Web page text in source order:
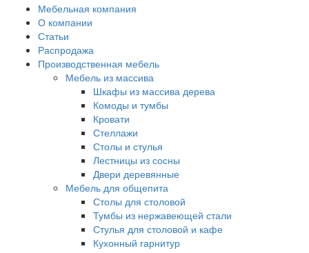
Мебельная компания
О компании
Статьи
Распродажа
Производственная мебель
Мебель из массива
Шкафы из массива дерева
Комоды и тумбы
Кровати
Стеллажи
Столы и стулья
Лестницы из сосны
Двери деревянные
Мебель для общепита
Столы для столовой
Тумбы из нержавеющей стали
Стулья для столовой и кафе
Кухонный гарнитур